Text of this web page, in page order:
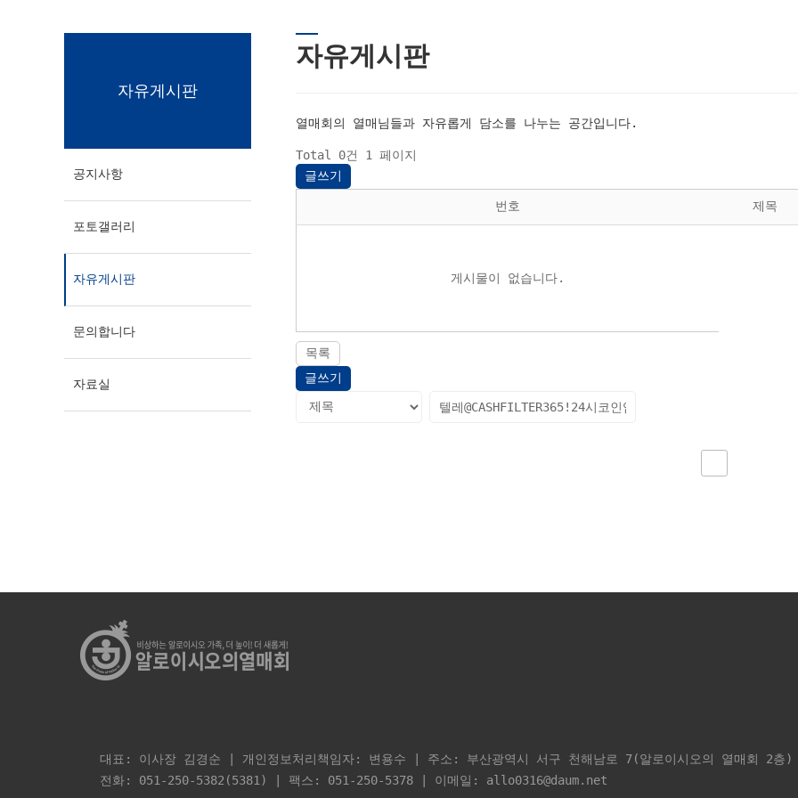
자유게시판
공지사항
포토갤러리
자유게시판
문의합니다
자료실
자유게시판
열매회의 열매님들과 자유롭게 담소를 나누는 공간입니다.
Total 0건
1 페이지
글쓰기
번호 제목
게시물이 없습니다.
목록
글쓰기
대표: 이사장 김경순 | 개인정보처리책임자: 변용수 | 주소: 부산광역시 서구 천해남로 7(알로이시오의 열매회 2
전화: 051-250-5382(5381) | 팩스: 051-250-5378 | 이메일: allo0316@daum.net